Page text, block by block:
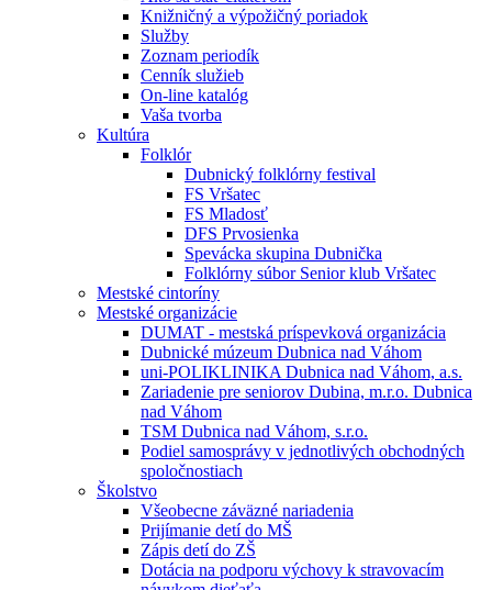
Knižničný a výpožičný poriadok
Služby
Zoznam periodík
Cenník služieb
On-line katalóg
Vaša tvorba
Kultúra
Folklór
Dubnický folklórny festival
FS Vršatec
FS Mladosť
DFS Prvosienka
Spevácka skupina Dubnička
Folklórny súbor Senior klub Vršatec
Mestské cintoríny
Mestské organizácie
DUMAT - mestská príspevková organizácia
Dubnické múzeum Dubnica nad Váhom
uni-POLIKLINIKA Dubnica nad Váhom, a.s.
Zariadenie pre seniorov Dubina, m.r.o. Dubnica
nad Váhom
TSM Dubnica nad Váhom, s.r.o.
Podiel samosprávy v jednotlivých obchodných
spoločnostiach
Školstvo
Všeobecne záväzné nariadenia
Prijímanie detí do MŠ
Zápis detí do ZŠ
Dotácia na podporu výchovy k stravovacím